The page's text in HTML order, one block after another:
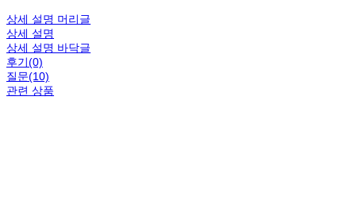
상세 설명 머리글
상세 설명
상세 설명 바닥글
후기(0)
질문(10)
관련 상품